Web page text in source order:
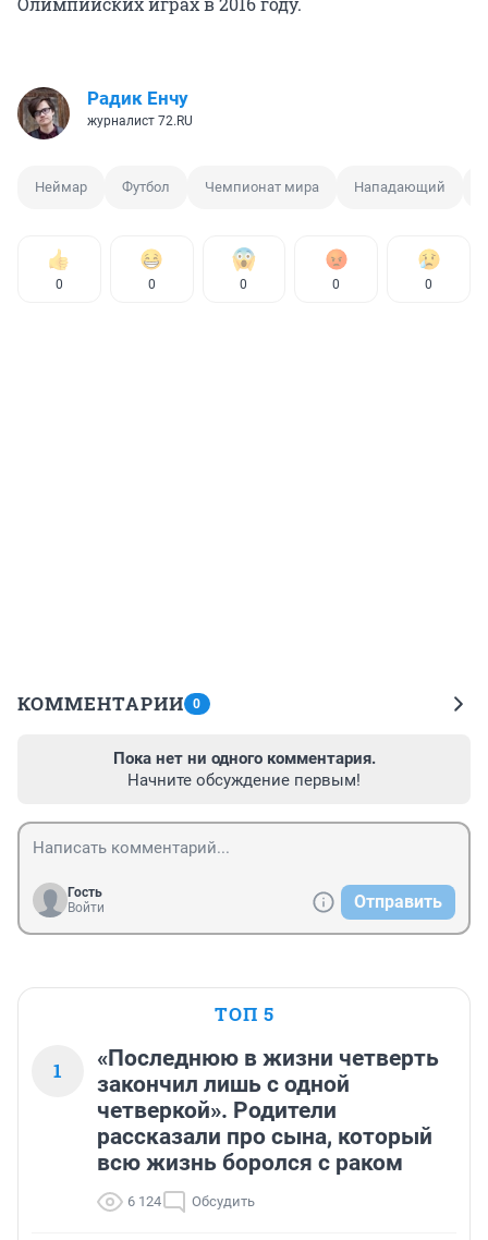
Радик Енчу
журналист 72.RU
Неймар Футбол Чемпионат мира Нападающий
0 0 0 0 0
КОММЕНТАРИИ 0
Пока нет ни одного комментария.
Начните обсуждение первым!
Гость
Войти
Отправить
ТОП 5
1
«Последнюю в жизни четверть
закончил лишь с одной
четверкой». Родители
рассказали про сына, который
всю жизнь боролся с раком
6 124 Обсудить